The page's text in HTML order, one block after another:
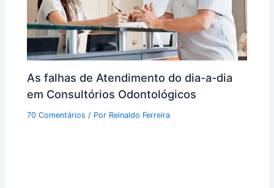
As falhas de Atendimento do dia-a-dia
em Consultórios Odontológicos
70 Comentários / Por Reinaldo Ferreira